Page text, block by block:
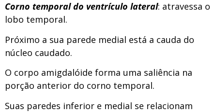
Corno temporal do ventrículo lateral: atravessa o
lobo temporal.
Próximo a sua parede medial está a cauda do
núcleo caudado.
O corpo amigdalóide forma uma saliência na
porção anterior do corno temporal.
Suas paredes inferior e medial se relacionam